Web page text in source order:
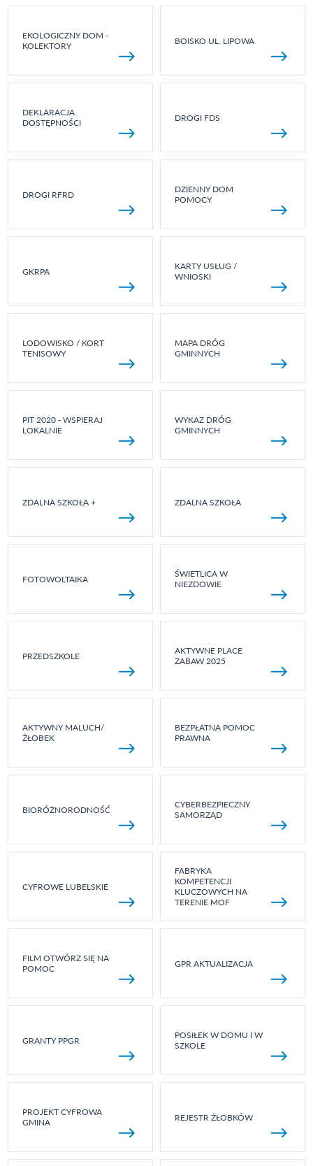
EKOLOGICZNY DOM -
KOLEKTORY
BOISKO UL. LIPOWA
DEKLARACJA
DOSTĘPNOŚCI
DROGI FDS
DROGI RFRD
DZIENNY DOM
POMOCY
GKRPA
KARTY USŁUG /
WNIOSKI
LODOWISKO / KORT
TENISOWY
MAPA DRÓG
GMINNYCH
PIT 2020 - WSPIERAJ
LOKALNIE
WYKAZ DRÓG
GMINNYCH
ZDALNA SZKOŁA + ZDALNA SZKOŁA
FOTOWOLTAIKA
ŚWIETLICA W
NIEZDOWIE
PRZEDSZKOLE
AKTYWNE PLACE
ZABAW 2025
AKTYWNY MALUCH/
ŻŁOBEK
BEZPŁATNA POMOC
PRAWNA
BIORÓŻNORODNOŚĆ
CYBERBEZPIECZNY
SAMORZĄD
CYFROWE LUBELSKIE
FABRYKA
KOMPETENCJI
KLUCZOWYCH NA
TERENIE MOF
FILM OTWÓRZ SIĘ NA
POMOC
GPR AKTUALIZACJA
GRANTY PPGR
POSIŁEK W DOMU I W
SZKOLE
PROJEKT CYFROWA
GMINA
REJESTR ŻŁOBKÓW